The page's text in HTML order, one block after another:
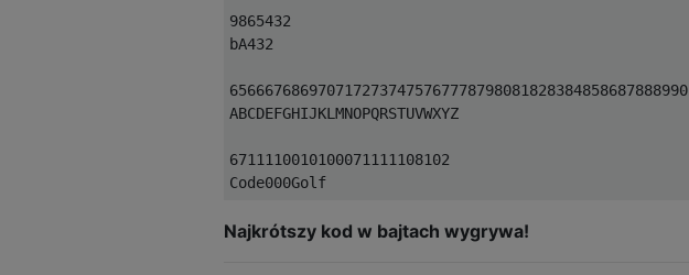
9865432
bA432
6566676869707172737475767778798081828384858687888990
ABCDEFGHIJKLMNOPQRSTUVWXYZ
6711110010100071111108102
Najkrótszy kod w bajtach wygrywa!